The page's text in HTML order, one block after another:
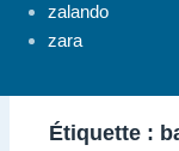
zalando
zara
Étiquette :